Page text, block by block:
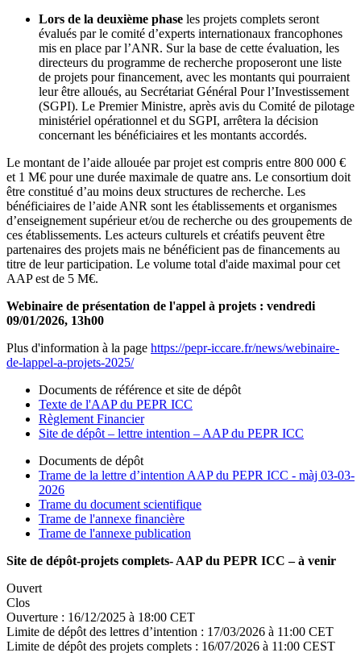
Lors de la deuxième phase les projets complets seront
évalués par le comité d’experts internationaux francophones
mis en place par l’ANR. Sur la base de cette évaluation, les
directeurs du programme de recherche proposeront une liste
de projets pour financement, avec les montants qui pourraient
leur être alloués, au Secrétariat Général Pour l’Investissement
(SGPI). Le Premier Ministre, après avis du Comité de pilotage
ministériel opérationnel et du SGPI, arrêtera la décision
concernant les bénéficiaires et les montants accordés.
Le montant de l’aide allouée par projet est compris entre 800 000 €
et 1 M€ pour une durée maximale de quatre ans. Le consortium doit
être constitué d’au moins deux structures de recherche. Les
bénéficiaires de l’aide ANR sont les établissements et organismes
d’enseignement supérieur et/ou de recherche ou des groupements de
ces établissements. Les acteurs culturels et créatifs peuvent être
partenaires des projets mais ne bénéficient pas de financements au
titre de leur participation. Le volume total d'aide maximal pour cet
AAP est de 5 M€.
Webinaire de présentation de l'appel à projets : vendredi
09/01/2026, 13h00
Plus d'information à la page https://pepr-iccare.fr/news/webinaire-
de-lappel-a-projets-2025/
Documents de référence et site de dépôt
Texte de l'AAP du PEPR ICC
Règlement Financier
Site de dépôt – lettre intention – AAP du PEPR ICC
Documents de dépôt
Trame de la lettre d’intention AAP du PEPR ICC - màj 03-03-
2026
Trame du document scientifique
Trame de l'annexe financière
Trame de l'annexe publication
Site de dépôt-projets complets- AAP du PEPR ICC – à venir
Ouvert
Clos
Ouverture : 16/12/2025 à 18:00 CET
Limite de dépôt des lettres d’intention : 17/03/2026 à 11:00 CET
Limite de dépôt des projets complets : 16/07/2026 à 11:00 CEST